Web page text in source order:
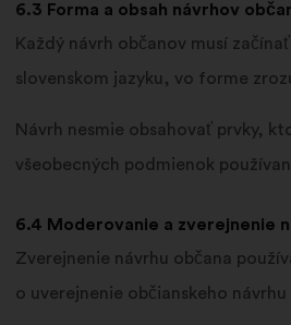
6.3 Forma a obsah návrhov
Každý návrh občanov musí
slovenskom jazyku, vo forme
Návrh nesmie obsahovať prvky,
všeobecných podmienok
6.4 Moderovanie a zverejnenie
Zverejnenie návrhu občana
o uverejnenie občianskeho